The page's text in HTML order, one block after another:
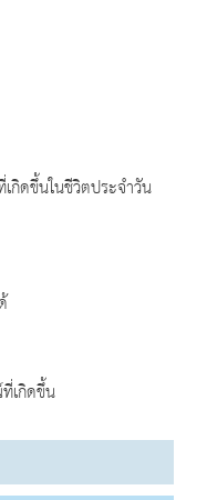
กิดขึ้นในชีวิตประจำวัน
เกิดขึ้น